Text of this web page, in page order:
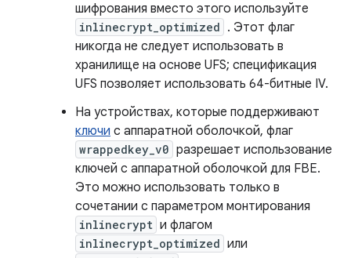
шифрования вместо этого используйте
inlinecrypt_optimized . Этот флаг
никогда не следует использовать в
хранилище на основе UFS; спецификация
UFS позволяет использовать 64-битные IV.
На устройствах, которые поддерживают
ключи с аппаратной оболочкой, флаг
wrappedkey_v0 разрешает использование
ключей с аппаратной оболочкой для FBE.
Это можно использовать только в
сочетании с параметром монтирования
inlinecrypt и флагом
inlinecrypt_optimized или